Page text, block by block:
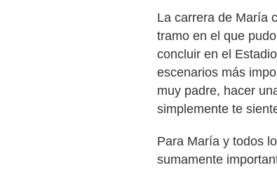
La carrera de María
tramo en el que
concluir en el
escenarios más
muy padre, hacer
simplemente te
Para María y todos
sumamente